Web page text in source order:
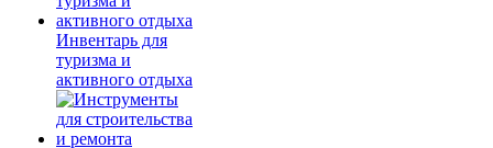
Инвентарь для
туризма и
активного отдыха